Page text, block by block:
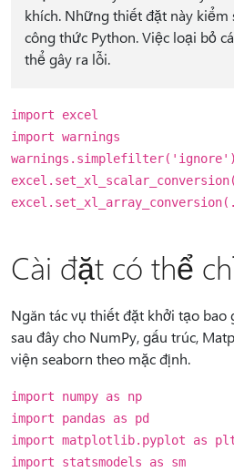
khích. Những thiết đặt này kiểm
công thức Python. Việc loại bỏ
thể gây ra lỗi.
import excel
import warnings
warnings.simplefilter('ignore')
Cài đặt có thể
Ngăn tác vụ thiết đặt khởi tạo bao
sau đây cho NumPy, gấu trúc,
viện seaborn theo mặc định.
import numpy as np
import pandas as pd
import matplotlib.pyplot as
import statsmodels as sm